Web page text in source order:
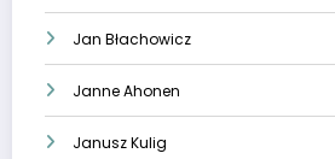
Jan Błachowicz
Janne Ahonen
Janusz Kulig